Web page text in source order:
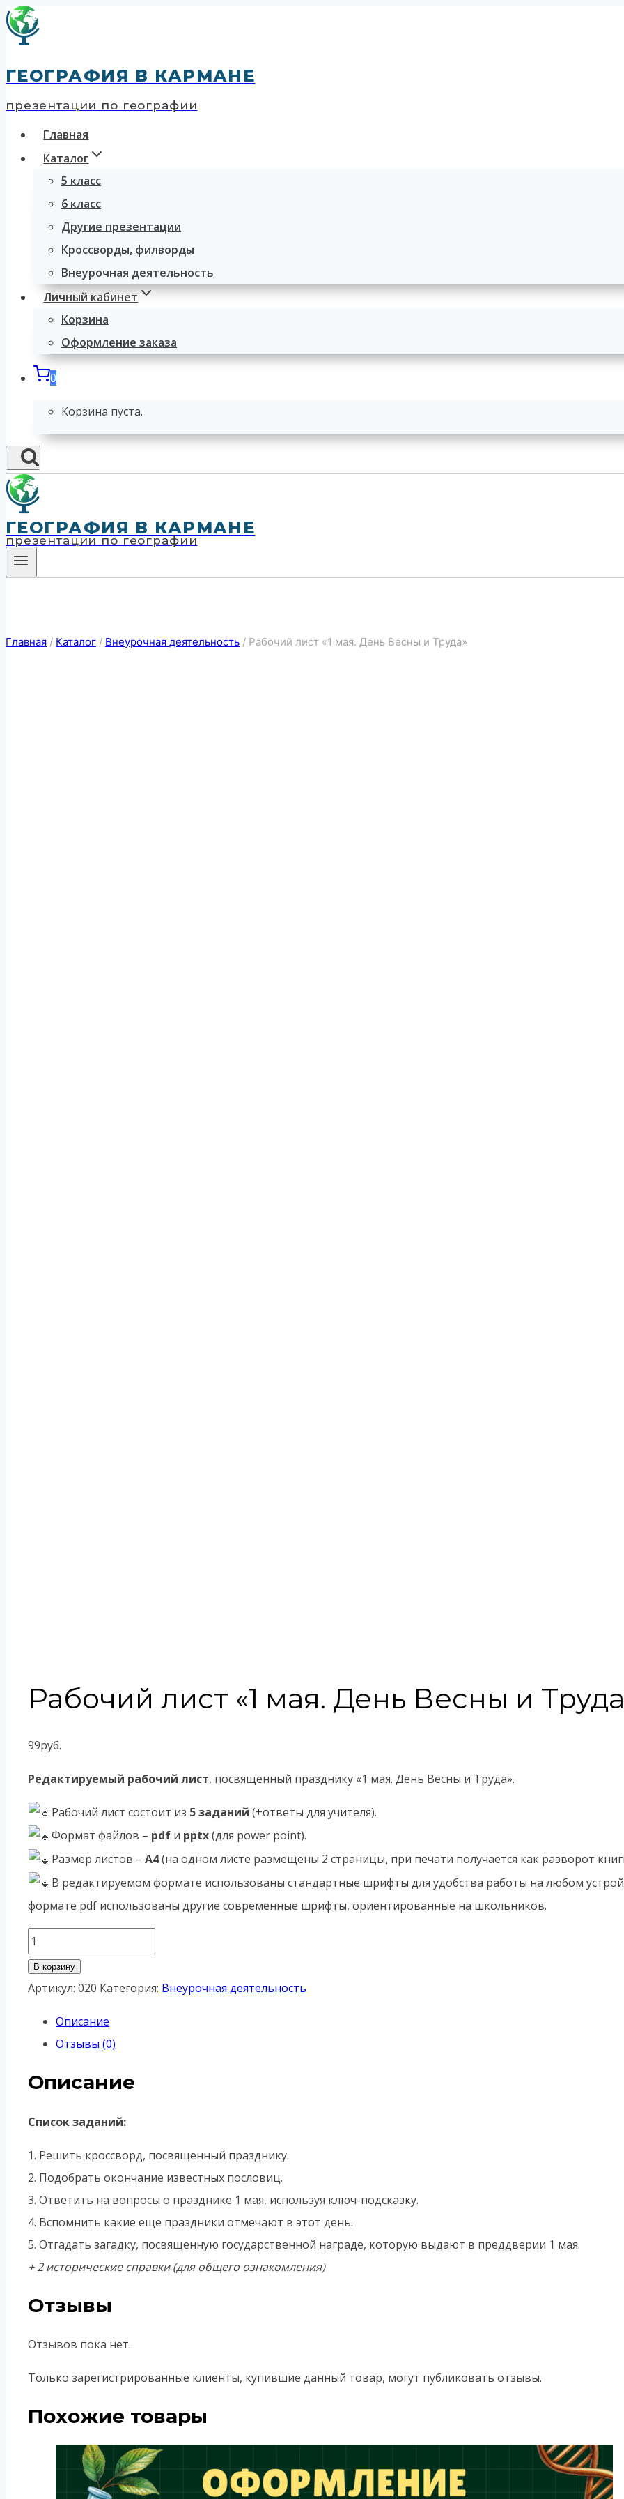
Перейти
ГЕОГРАФИЯ В КАРМАНЕ
презентации по географии
Главная
Каталог
5 класс
6 класс
Другие презентации
Кроссворды, филворды
Внеурочная деятельность
Личный кабинет
Корзина
Оформление заказа
0
Корзина пуста.
ГЕОГРАФИЯ В КАРМАНЕ
презентации по географии
Главная / Каталог / Внеурочная деятельность / Рабочий лист «1 мая. День Весны и Труда»
Рабочий лист «1 мая. День Весны и
99руб.
Редактируемый рабочий лист, посвященный празднику «1 мая. День Весны и Труда».
Рабочий лист состоит из 5 заданий (+ответы для учителя).
Формат файлов – pdf и pptx(для power point).
Размер листов –А4(на одном листе размещены 2 страницы, при печати получается как разворот
В редактируемом формате использованы стандартные шрифты для удобства работы на любом
формате pdf использованы другие современные шрифты, ориентированные на школьников.
Количество
товара
Рабочий
мая.
День
и
В корзину
Артикул: 020 Категория: Внеурочная деятельность
Описание
Отзывы (0)
Описание
Список заданий:
1. Решить кроссворд, посвященный празднику.
2. Подобрать окончание известных пословиц.
3. Ответить на вопросы о празднике 1 мая, используя ключ-подсказку.
4. Вспомнить какие еще праздники отмечают в этот день.
5. Отгадать загадку, посвященную государственной награде, которую выдают в преддверии 1 мая.
+ 2 исторические справки (для общего ознакомления)
Отзывы
Отзывов пока нет.
Только зарегистрированные клиенты, купившие данный товар, могут публиковать отзывы.
Похожие товары